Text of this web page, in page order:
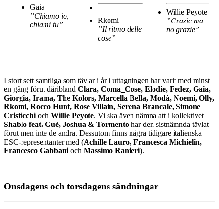
Gaia
”Chiamo io,
chiami tu”
Rkomi
”Il ritmo delle
cose”
Willie Peyote
”Grazie ma
no grazie”
I stort sett samtliga som tävlar i år i uttagningen har varit med minst
en gång förut däribland Clara, Coma_Cose, Elodie, Fedez, Gaia,
Giorgia, Irama, The Kolors, Marcella Bella, Modà, Noemi, Olly,
Rkomi, Rocco Hunt, Rose Villain, Serena Brancale, Simone
Cristicchi och Willie Peyote. Vi ska även nämna att i kollektivet
Shablo feat. Guè, Joshua & Tormento har den sistnämnda tävlat
förut men inte de andra. Dessutom finns några tidigare italienska
ESC-representanter med (Achille Lauro, Francesca Michielin,
Francesco Gabbani och Massimo Ranieri).
Onsdagens och torsdagens sändningar